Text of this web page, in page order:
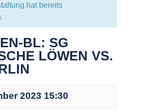
hat bereits
BL: SG
LÖWEN VS.
2023 15:30